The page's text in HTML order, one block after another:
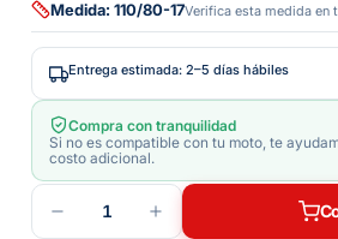
Medida: 110/80-17Verifica esta medida en
Entrega estimada: 2–5 días hábiles
Compra con tranquilidad
Si no es compatible con tu moto, te
costo adicional.
1